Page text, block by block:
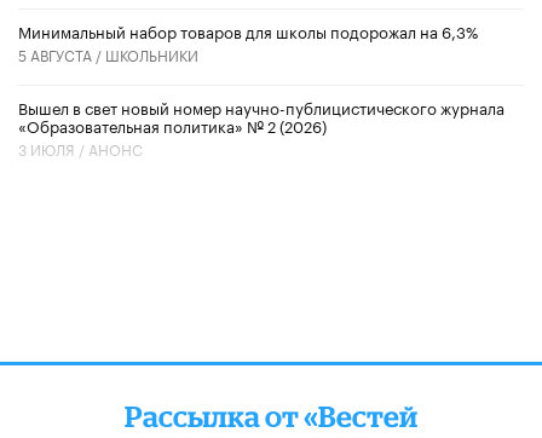
Минимальный набор товаров для школы подорожал на 6,3%
5 АВГУСТА / ШКОЛЬНИКИ
Вышел в свет новый номер научно-публицистического журнала
«Образовательная политика» № 2 (2026)
3 ИЮЛЯ / АНОНС
Рассылка от «Вестей